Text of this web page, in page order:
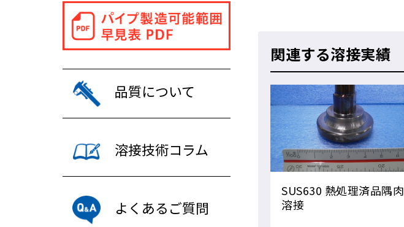
関連する溶接実績
SUS630 熱処理済品隅肉
溶接
品質について
溶接技術コラム
よくあるご質問